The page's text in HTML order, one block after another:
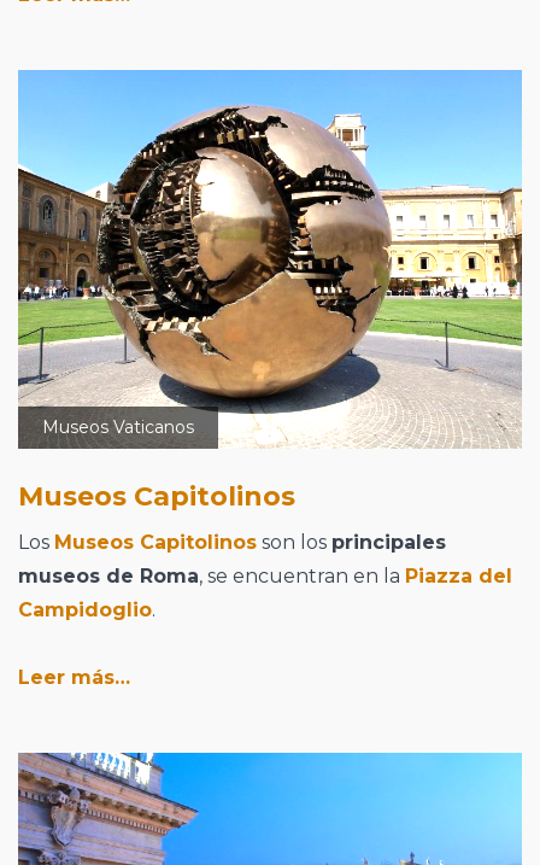
Museos Vaticanos
Museos Capitolinos
Los Museos Capitolinos son los principales
museos de Roma, se encuentran en la Piazza del
Campidoglio.
Leer más…